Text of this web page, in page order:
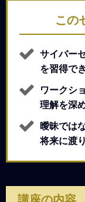
この
サイバー
を習得で
ワークシ
理解を深
曖昧では
将来に渡